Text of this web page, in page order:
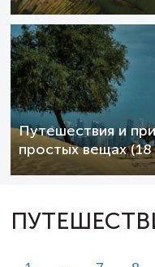
Путешествия и
простых вещах